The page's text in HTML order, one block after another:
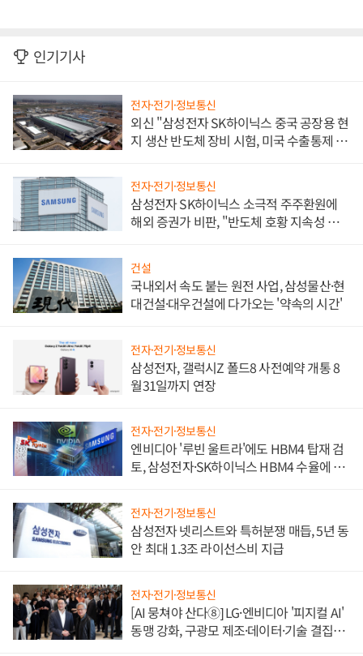
인기기사
전자·전기·정보통신
외신 "삼성전자 SK하이닉스 중국 공장용 현
지 생산 반도체 장비 시험, 미국 수출통제 대
전자·전기·정보통신
삼성전자 SK하이닉스 소극적 주주환원에
해외 증권가 비판, "반도체 호황 지속성 의
건설
국내외서 속도 붙는 원전 사업, 삼성물산·현
대건설·대우건설에 다가오는 '약속의 시간'
전자·전기·정보통신
삼성전자, 갤럭시Z 폴드8 사전예약 개통 8
월31일까지 연장
전자·전기·정보통신
엔비디아 '루빈 울트라'에도 HBM4 탑재 검
토, 삼성전자·SK하이닉스 HBM4 수율에 주
전자·전기·정보통신
삼성전자 넷리스트와 특허분쟁 매듭, 5년 동
안 최대 1.3조 라이선스비 지급
전자·전기·정보통신
[AI 뭉쳐야 산다⑧] LG·엔비디아 '피지컬 AI'
동맹 강화, 구광모 제조·데이터·기술 결집